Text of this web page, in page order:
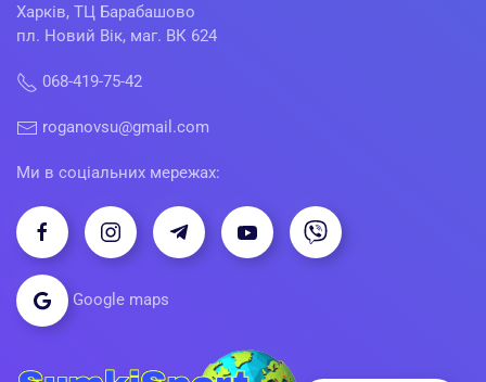
Харків, ТЦ Барабашово
пл. Новий Вік, маг. ВК 624
068-419-75-42
roganovsu@gmail.com
Ми в соціальних мережах:
Google maps